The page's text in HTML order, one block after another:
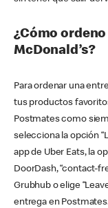
¿Cómo
McDonald’s?
Para ordenar una
tus productos
Postmates como
selecciona la opción
app de Uber Eats, la
DoorDash, “contact-
Grubhub o elige
entrega en